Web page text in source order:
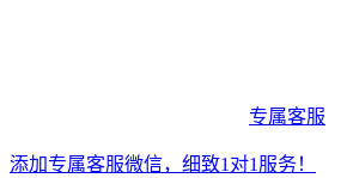
专属客服
添加专属客服微信，细致1对1服务！